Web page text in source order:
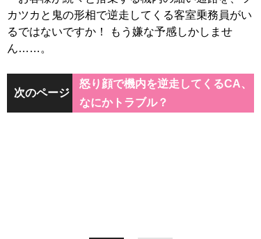
カツカと鬼の形相で逆走してくる客室乗務員がい
るではないですか！ もう嫌な予感しかしませ
ん……。
次のページ
怒り顔で機内を逆走してくるCA、
なにかトラブル？